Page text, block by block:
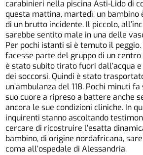
carabinieri nella piscina Asti-Lido di
questa mattina, martedì, un bambino
di un brutto incidente. Il piccolo,
sarebbe sentito male in una delle
Per pochi istanti si è temuto il
facesse parte del gruppo di un
è stato subito tirato fuori dall’acqua
dei soccorsi. Quindi è stato
un’ambulanza del 118. Pochi minuti
suo cuore a ripreso a battere anche
ancora le sue condizioni cliniche. In
inquirenti stanno ascoltando
cercare di ricostruire l’esatta
bambino, di origine nordafricana,
coma all’ospedale di Alessandria.